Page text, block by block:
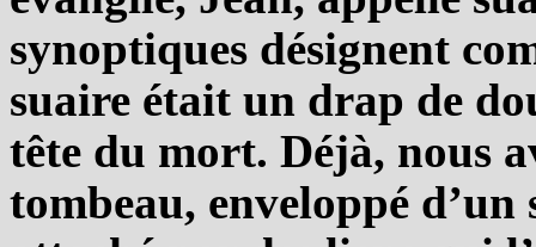
synoptiques désignent
suaire était un drap de
tête du mort. Déjà, nous
tombeau, enveloppé